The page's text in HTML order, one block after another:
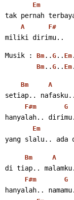
Em
tak pernah
A F#
miliki dirimu..
Musik : Bm .. G .. Em
Bm .. G .. Em
Bm A
setiap.. nafasku..
F#m G
hanyalah..
Em
yang slalu.. ada
Bm A
di tiap..
F#m G
hanyalah..